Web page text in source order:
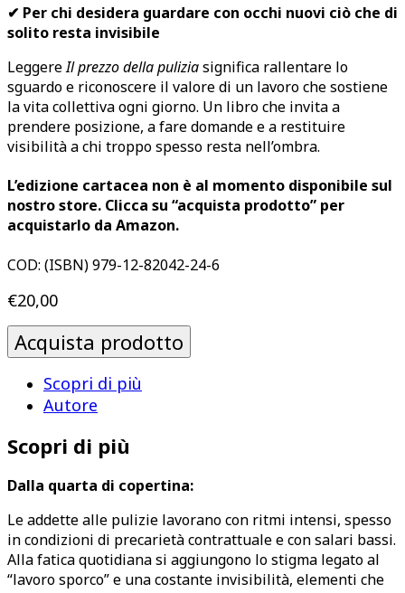
✔ Per chi desidera guardare con occhi nuovi ciò che di
solito resta invisibile
LeggereIl prezzo della puliziasignifica rallentare lo
sguardo e riconoscere il valore di un lavoro che sostiene
la vita collettiva ogni giorno. Un libro che invita a
prendere posizione, a fare domande e a restituire
visibilità a chi troppo spesso resta nell’ombra.
L’edizione cartacea non è al momento disponibile sul
nostro store. Clicca su “acquista prodotto” per
acquistarlo da Amazon.
COD: (ISBN) 979-12-82042-24-6
€20,00
Acquista prodotto
Scopri di più
Autore
Scopri di più
Dalla quarta di copertina:
Le addette alle pulizie lavorano con ritmi intensi, spesso
in condizioni di precarietà contrattuale e con salari bassi.
Alla fatica quotidiana si aggiungono lo stigma legato al
“lavoro sporco” e una costante invisibilità, elementi che